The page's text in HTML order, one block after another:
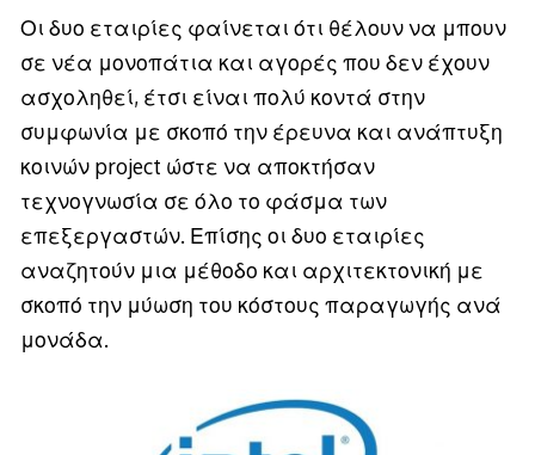
Οι δυο εταιρίες φαίνεται ότι θέλουν να μπουν
σε νέα μονοπάτια και αγορές που δεν έχουν
ασχοληθεί, έτσι είναι πολύ κοντά στην
συμφωνία με σκοπό την έρευνα και ανάπτυξη
κοινών project ώστε να αποκτήσαν
τεχνογνωσία σε όλο το φάσμα των
επεξεργαστών. Επίσης οι δυο εταιρίες
αναζητούν μια μέθοδο και αρχιτεκτονική με
σκοπό την μύωση του κόστους παραγωγής ανά
μονάδα.